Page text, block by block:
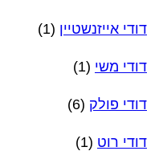
דודי אייזנשטיין (1)
דודי משי (1)
דודי פולק (6)
דודי רוט (1)